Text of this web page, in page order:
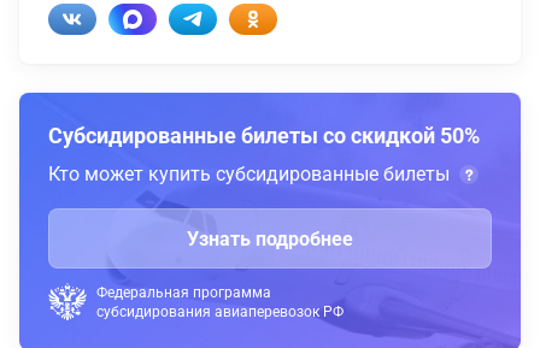
Субсидированные билеты со скидкой 50%
Кто может купить субсидированные билеты
Узнать подробнее
Федеральная программа
субсидирования авиаперевозок РФ